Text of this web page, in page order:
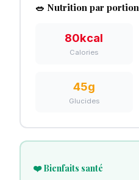
🥗 Nutrition par portion
80kcal
Calories
45g
Glucides
❤️ Bienfaits santé